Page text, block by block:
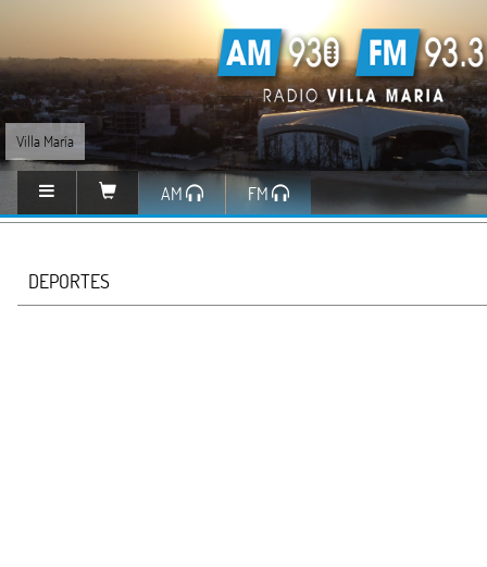
Villa María
AM FM
DEPORTES